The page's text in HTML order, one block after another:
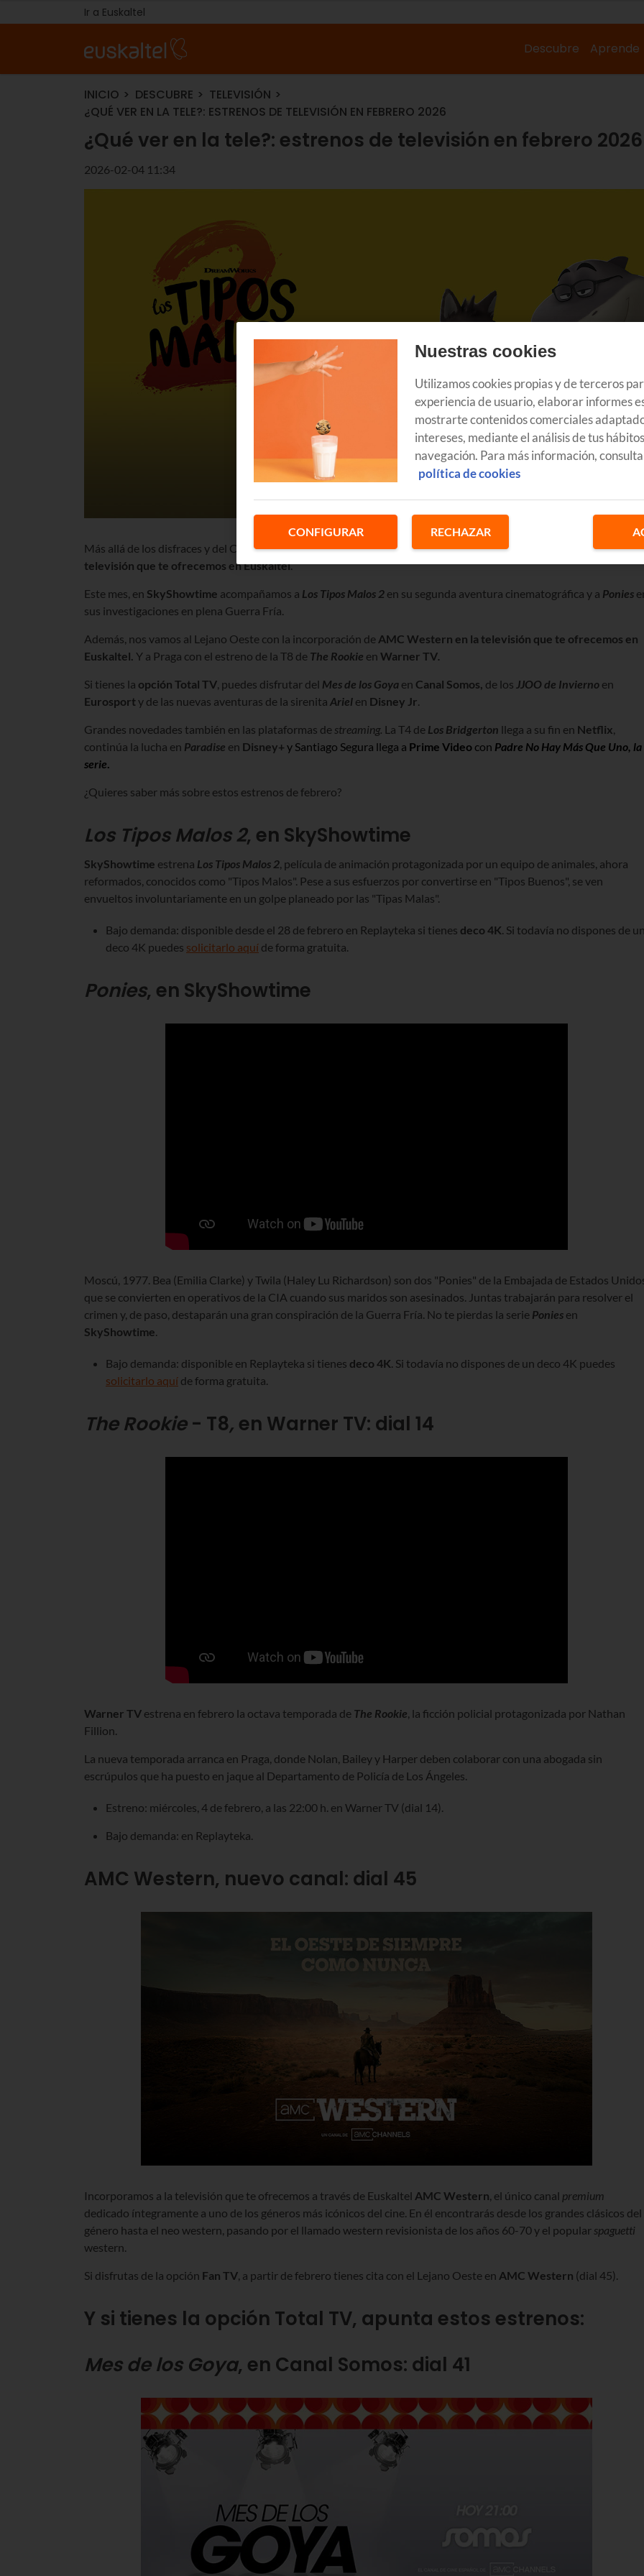
Ir a Euskaltel
Descubre Aprende
INICIO DESCUBRE
TELEVISIÓN
¿QUÉ VER EN LA TELE?: ESTRENOS DE TELEVISIÓN EN FEBRERO 2026
¿Qué ver en la tele?: estrenos de televisión en febrero 2026
2026-02-04 11:34
Más allá de los disfraces y del Carnaval, febrero es también un buen mes para disfrutar de grandes estrenos en la
televisión que te ofrecemos en Euskaltel.
Este mes, en SkyShowtime acompañamos a Los Tipos Malos 2 en su segunda aventura cinematográfica y a Ponies
sus investigaciones en plena Guerra Fría.
Además, nos vamos al Lejano Oeste con la incorporación de AMC Western en la televisión que te ofrecemos en
Euskaltel. Y a Praga con el estreno de la T8 de The Rookie en Warner TV.
Si tienes la opción Total TV, puedes disfrutar del Mes de los Goya en Canal Somos, de los JJOO de Invierno en
Eurosporty de las nuevas aventuras de la sirenita Ariel en Disney Jr.
Grandes novedades también en las plataformas de streaming. La T4 de Los Bridgerton llega a su fin en Netflix,
continúa la lucha en Paradise en Disney+ y Santiago Segura llega a Prime Video con Padre No Hay Más Que Uno, la
serie.
¿Quieres saber más sobre estos estrenos de febrero?
Los Tipos Malos 2, en SkyShowtime
SkyShowtime estrena Los Tipos Malos 2, película de animación protagonizada por un equipo de animales, ahora
reformados, conocidos como "Tipos Malos". Pese a sus esfuerzos por convertirse en "Tipos Buenos", se ven
envueltos involuntariamente en un golpe planeado por las "Tipas Malas".
Bajo demanda: disponible desde el 28 de febrero en Replayteka si tienes deco 4K. Si todavía no dispones de
deco 4K puedes solicitarlo aquí de forma gratuita.
Ponies, en SkyShowtime
Moscú, 1977. Bea (Emilia Clarke) y Twila (Haley Lu Richardson) son dos "Ponies" de la Embajada de Estados
que se convierten en operativos de la CIA cuando sus maridos son asesinados. Juntas trabajarán para resolver el
crimen y, de paso, destaparán una gran conspiración de la Guerra Fría. No te pierdas la serie Ponies en
SkyShowtime.
Bajo demanda: disponible en Replayteka si tienes deco 4K. Si todavía no dispones de un deco 4K puedes
solicitarlo aquí de forma gratuita.
The Rookie- T8, en Warner TV: dial 14
Warner TV estrena en febrero la octava temporada de The Rookie, la ficción policial protagonizada por Nathan
Fillion.
La nueva temporada arranca en Praga, donde Nolan, Bailey y Harper deben colaborar con una abogada sin
escrúpulos que ha puesto en jaque al Departamento de Policía de Los Ángeles.
Estreno: miércoles, 4 de febrero, a las 22:00 h. en Warner TV (dial 14).
Bajo demanda: en Replayteka.
AMC Western, nuevo canal: dial 45
Incorporamos a la televisión que te ofrecemos a través de Euskaltel AMC Western, el único canal premium
dedicado íntegramente a uno de los géneros más icónicos del cine. En él encontrarás desde los grandes clásicos del
género hasta el neo western, pasando por el llamado western revisionista de los años 60-70 y el popular spaguetti
western.
Si disfrutas de la opción Fan TV, a partir de febrero tienes cita con el Lejano Oeste en AMC Western (dial 45).
Y si tienes la opción Total TV, apunta estos estrenos:
Mes de los Goya, en Canal Somos: dial 41
Nuestras cookies
Utilizamos cookies propias y de terceros
experiencia de usuario, elaborar informes
mostrarte contenidos comerciales
intereses, mediante el análisis de tus
navegación. Para más información,
política de cookies
CONFIGURAR RECHAZAR